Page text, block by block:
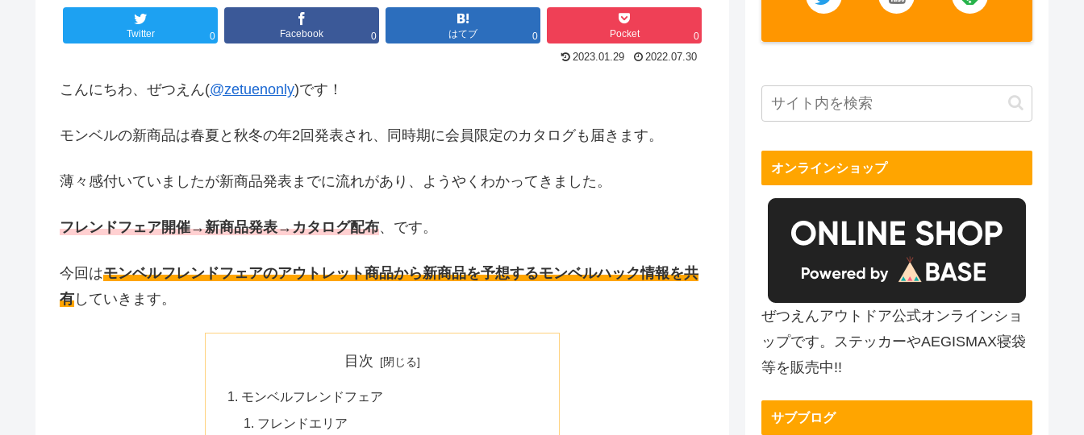
Twitter 0 Facebook 0 はてブ 0 Pocket
0
2023.01.29
2022.07.30
こんにちわ、ぜつえん(@zetuenonly)です！
モンベルの新商品は春夏と秋冬の年2回発表され、同時期に会員限定のカタログも届きます。
薄々感付いていましたが新商品発表までに流れがあり、ようやくわかってきました。
フレンドフェア開催→新商品発表→カタログ配布、です。
今回はモンベルフレンドフェアのアウトレット商品から新商品を予想するモンベルハック情報を共
有 していきます。
目次
モンベルフレンドフェア
フレンドエリア
オンラインショップ
ぜつえんアウトドア公式オンラインショ
ップです。ステッカーやAEGISMAX寝袋
等を販売中!!
サブブログ